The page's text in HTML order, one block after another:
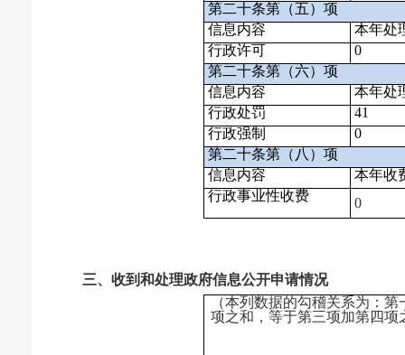
第二十条第（五）项
信息内容
本年处
行政许可
0
第二十条第（六）项
信息内容
本年处
行政处罚
41
行政强制
0
第二十条第（八）项
信息内容
本年收
行政事业性收费
0
三、收到和处理政府信息公开申请情况
（本列数据的勾稽关系为：第
项之和，等于第三项加第四项